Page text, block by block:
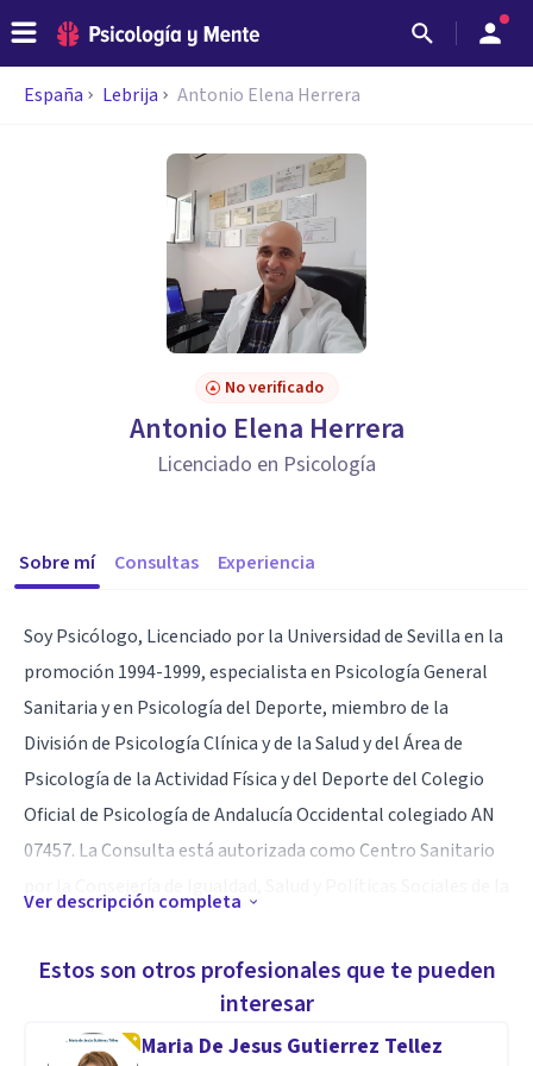
España Lebrija Antonio Elena Herrera
No verificado
Antonio Elena Herrera
Licenciado en Psicología
Sobre mí Consultas Experiencia
Soy Psicólogo, Licenciado por la Universidad de Sevilla en la
promoción 1994-1999, especialista en Psicología General
Sanitaria y en Psicología del Deporte, miembro de la
División de Psicología Clínica y de la Salud y del Área de
Psicología de la Actividad Física y del Deporte del Colegio
Oficial de Psicología de Andalucía Occidental colegiado AN
07457. La Consulta está autorizada como Centro Sanitario
Centros, Servicios y Establecimientos Sanitarios. Ref. NICA
40174, estando situada en la calle Guadalhorce 86 A en
Lebrija (Sevilla), se ofrece cita presencial y online.
Ver descripción completa
Estos son otros profesionales que te pueden
interesar
Maria De Jesus Gutierrez Tellez